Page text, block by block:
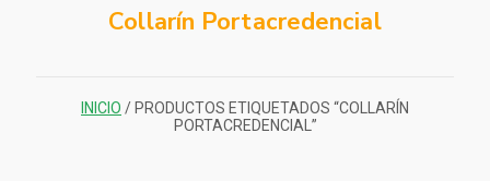
Collarín Portacredencial
INICIO / PRODUCTOS ETIQUETADOS “COLLARÍN
PORTACREDENCIAL”